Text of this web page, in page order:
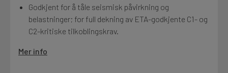
Produktnyheter
Siste nytt om dine favorittprodukter
Godkjent for å tåle seismisk påvirkning og
belastninger; for full dekning av ETA-godkjente C1- og
C2-kritiske tilkoblingskrav.
Mer info